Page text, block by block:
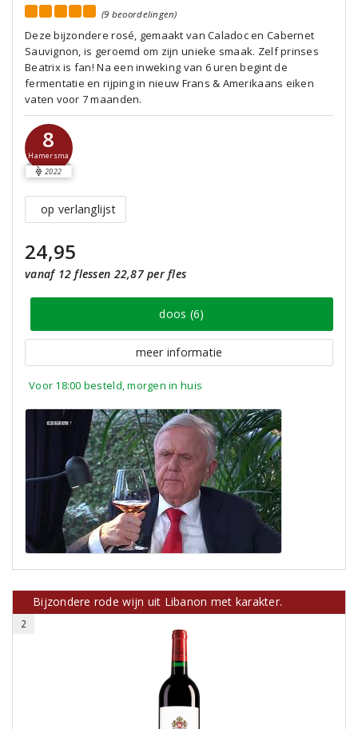
(9 beoordelingen)
Deze bijzondere rosé, gemaakt van Caladoc en Cabernet
Sauvignon, is geroemd om zijn unieke smaak. Zelf prinses
Beatrix is fan! Na een inweking van 6 uren begint de
fermentatie en rijping in nieuw Frans & Amerikaans eiken
vaten voor 7 maanden.
8
Hamersma
2022
op verlanglijst
24,95
vanaf 12 flessen 22,87 per fles
doos (6)
meer informatie
Voor 18:00 besteld, morgen in huis
Bijzondere rode wijn uit Libanon met karakter.
2